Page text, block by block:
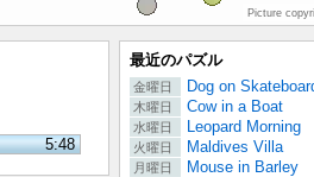
Picture
5:48
最近のパズル
金曜日 Dog on
木曜日 Cow in a Boat
水曜日 Leopard Morning
火曜日 Maldives Villa
月曜日 Mouse in Barley